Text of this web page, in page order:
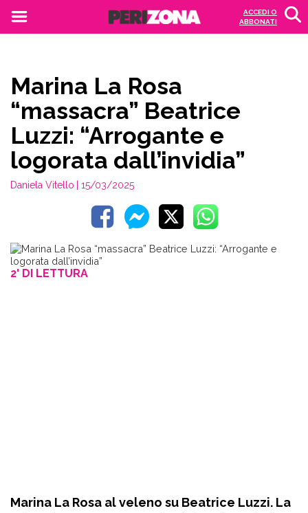
ACCEDI O
ABBONATI
Marina La Rosa
“massacra” Beatrice
Luzzi: “Arrogante e
logorata dall’invidia”
Daniela Vitello | 15/03/2025
2' DI LETTURA
Marina La Rosa al veleno su Beatrice Luzzi. La